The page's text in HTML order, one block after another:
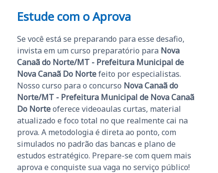
Estude com o Aprova
Se você está se preparando para esse desafio,
invista em um curso preparatório para Nova
Canaã do Norte/MT - Prefeitura Municipal de
Nova Canaã Do Nortefeito por especialistas.
Nosso curso para o concurso Nova Canaã do
Norte/MT - Prefeitura Municipal de Nova Canaã
Do Norteoferece videoaulas curtas, material
atualizado e foco total no que realmente cai na
prova. A metodologia é direta ao ponto, com
simulados no padrão das bancas e plano de
estudos estratégico. Prepare-se com quem mais
aprova e conquiste sua vaga no serviço público!